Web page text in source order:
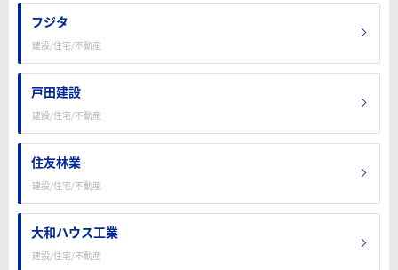
フジタ
建設/住宅/不動産
戸田建設
建設/住宅/不動産
住友林業
建設/住宅/不動産
大和ハウス工業
建設/住宅/不動産